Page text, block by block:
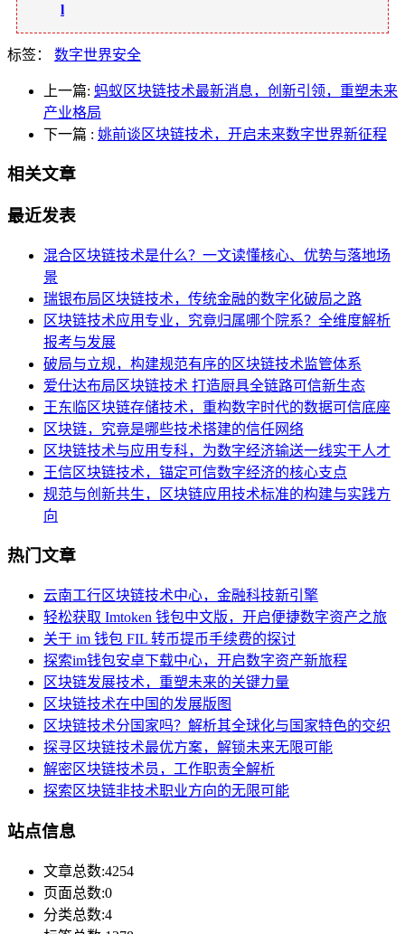
l
标签： 数字世界安全
上一篇: 蚂蚁区块链技术最新消息，创新引领，重塑未来
产业格局
下一篇 : 姚前谈区块链技术，开启未来数字世界新征程
相关文章
最近发表
混合区块链技术是什么？一文读懂核心、优势与落地场
景
瑞银布局区块链技术，传统金融的数字化破局之路
区块链技术应用专业，究竟归属哪个院系？全维度解析
报考与发展
破局与立规，构建规范有序的区块链技术监管体系
爱仕达布局区块链技术 打造厨具全链路可信新生态
王东临区块链存储技术，重构数字时代的数据可信底座
区块链，究竟是哪些技术搭建的信任网络
区块链技术与应用专科，为数字经济输送一线实干人才
王信区块链技术，锚定可信数字经济的核心支点
规范与创新共生，区块链应用技术标准的构建与实践方
向
热门文章
云南工行区块链技术中心，金融科技新引擎
轻松获取 Imtoken 钱包中文版，开启便捷数字资产之旅
关于 im 钱包 FIL 转币提币手续费的探讨
探索im钱包安卓下载中心，开启数字资产新旅程
区块链发展技术，重塑未来的关键力量
区块链技术在中国的发展版图
区块链技术分国家吗？解析其全球化与国家特色的交织
探寻区块链技术最优方案，解锁未来无限可能
解密区块链技术员，工作职责全解析
探索区块链非技术职业方向的无限可能
站点信息
文章总数:4254
页面总数:0
分类总数:4